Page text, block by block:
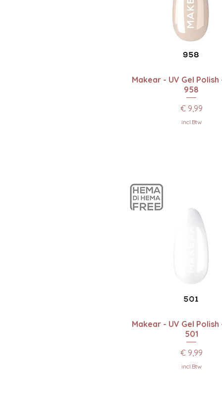
Snel overzicht
Makear - UV Gel Polish
958
Prijs
€ 9,99
incl.Btw
Snel overzicht
Makear - UV Gel Polish
501
Prijs
€ 9,99
incl.Btw